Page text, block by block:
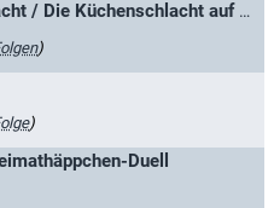
Die Küchenschlacht / Die Küchenschlacht auf hoher See
)
)
Duell